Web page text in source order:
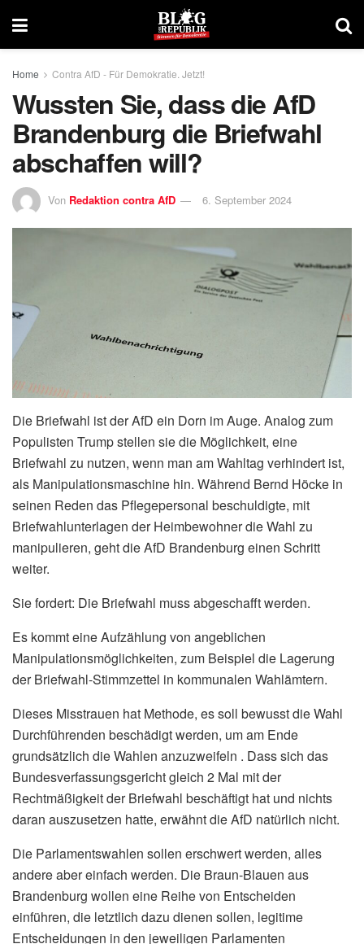
Home Contra AfD - Für Demokratie. Jetzt!
Wussten Sie, dass die AfD
Brandenburg die Briefwahl
abschaffen will?
Von Redaktion contra AfD 6. September 2024
Die Briefwahl ist der AfD ein Dorn im Auge. Analog zum
Populisten Trump stellen sie die Möglichkeit, eine
Briefwahl zu nutzen, wenn man am Wahltag verhindert ist,
als Manipulationsmaschine hin. Während Bernd Höcke in
seinen Reden das Pflegepersonal beschuldigte, mit
Briefwahlunterlagen der Heimbewohner die Wahl zu
manipulieren, geht die AfD Brandenburg einen Schritt
weiter.
Sie fordert: Die Briefwahl muss abgeschafft werden.
Es kommt eine Aufzählung von angeblichen
Manipulationsmöglichkeiten, zum Beispiel die Lagerung
der Briefwahl-Stimmzettel in kommunalen Wahlämtern.
Dieses Misstrauen hat Methode, es soll bewusst die Wahl
Durchführenden beschädigt werden, um am Ende
grundsätzlich die Wahlen anzuzweifeln . Dass sich das
Bundesverfassungsgericht gleich 2 Mal mit der
Rechtmäßigkeit der Briefwahl beschäftigt hat und nichts
daran auszusetzen hatte, erwähnt die AfD natürlich nicht.
Die Parlamentswahlen sollen erschwert werden, alles
andere aber einfach werden. Die Braun-Blauen aus
Brandenburg wollen eine Reihe von Entscheiden
einführen, die letztlich dazu dienen sollen, legitime
Entscheidungen in den jeweiligen Parlamenten